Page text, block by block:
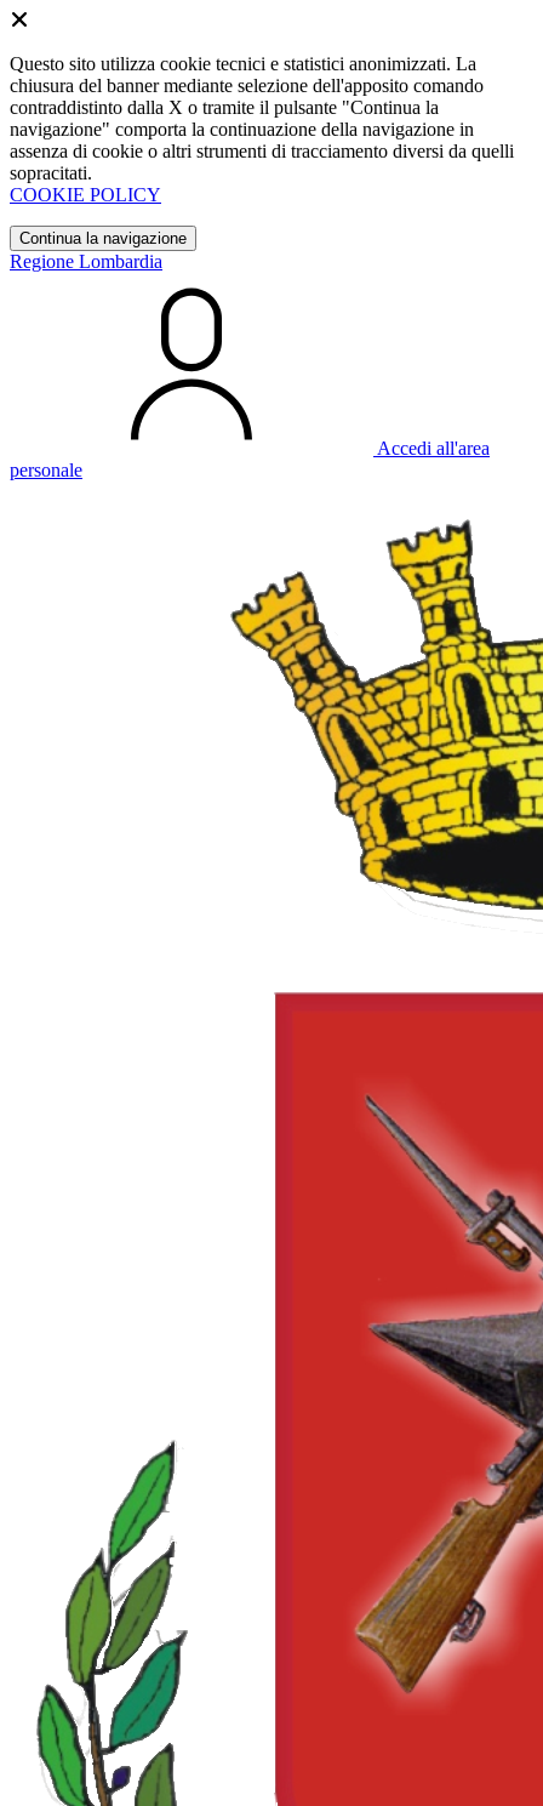
Questo sito utilizza cookie tecnici e statistici anonimizzati. La
chiusura del banner mediante selezione dell'apposito comando
contraddistinto dalla X o tramite il pulsante "Continua la
navigazione" comporta la continuazione della navigazione in
assenza di cookie o altri strumenti di tracciamento diversi da quelli
sopracitati.
COOKIE POLICY
Continua la navigazione
Regione Lombardia
Accedi all'area
personale